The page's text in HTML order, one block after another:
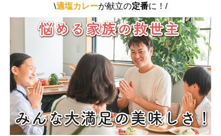
\適塩カレーが献立の定番に！/